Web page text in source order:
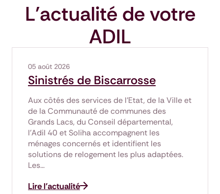
L'actualité de votre
ADIL
Sinistrés de Biscarrosse
05 août 2026
Aux côtés des services de l'Etat, de la Ville et
de la Communauté de communes des
Grands Lacs, du Conseil départemental,
l'Adil 40 et Soliha accompagnent les
ménages concernés et identifient les
solutions de relogement les plus adaptées.
Les…
Lire l'actualité